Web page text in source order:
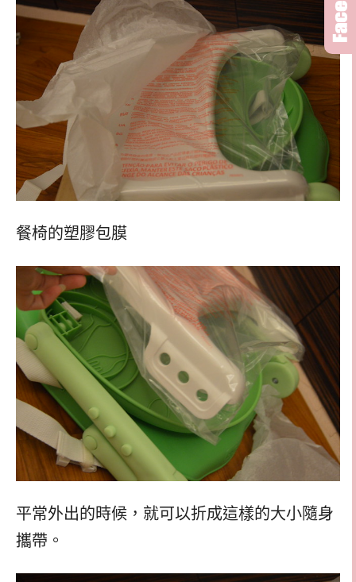
餐椅的塑膠包膜
平常外出的時候，就可以折成這樣的大小隨身
攜帶。